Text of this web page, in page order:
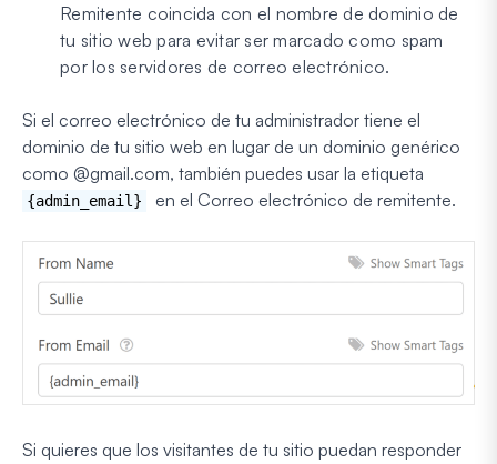
Remitente coincida con el nombre de dominio de
tu sitio web para evitar ser marcado como spam
por los servidores de correo electrónico.
Si el correo electrónico de tu administrador tiene el
dominio de tu sitio web en lugar de un dominio genérico
como @gmail.com, también puedes usar la etiqueta
{admin_email} en el Correo electrónico de remitente.
Si quieres que los visitantes de tu sitio puedan responder